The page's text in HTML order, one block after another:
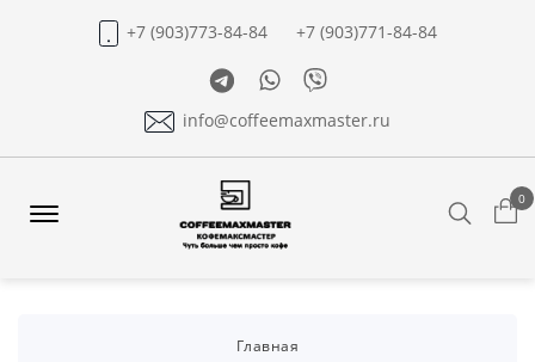
+7 (903)773-84-84
+7 (903)771-84-84
TelegramWhatsapp
Viber
info@coffeemaxmaster.ru
0
Главная